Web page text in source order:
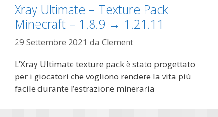
Xray Ultimate – Texture Pack
Minecraft – 1.8.9 → 1.21.11
29 Settembre 2021 da Clement
L’Xray Ultimate texture pack è stato progettato
per i giocatori che vogliono rendere la vita più
facile durante l’estrazione mineraria